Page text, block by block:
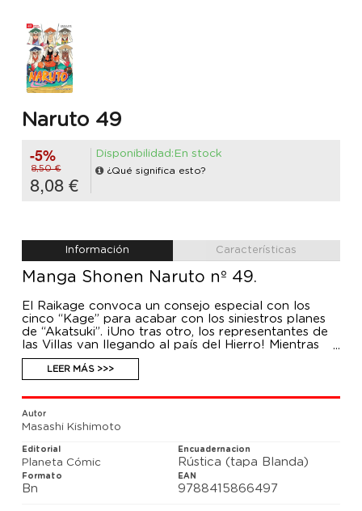
Naruto 49
-5%
8,50 €
8,08 €
Disponibilidad:En stock
¿Qué significa esto?
Información Características
Manga Shonen Naruto nº 49.
El Raikage convoca un consejo especial con los
cinco “Kage” para acabar con los siniestros planes
de “Akatsuki”. ¡Uno tras otro, los representantes de
las Villas van llegando al país del Hierro! Mientras
tanto, Naruto se encara con la Villa de las Nubes,
cuyos miembros están dispuestos a asesinar a
Sasuke, y se opone directamente al Raikage. Su
intención es detener la cadena de odio.
LEER MÁS >>>
Autor
Masashi Kishimoto
Editorial
Planeta Cómic
Encuadernacion
Rústica (tapa Blanda)
Formato
Bn
EAN
9788415866497